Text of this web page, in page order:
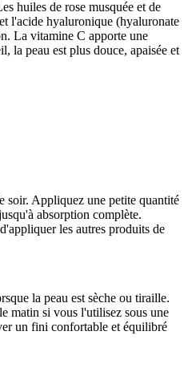
huiles de rose musquée et de
l'acide hyaluronique (hyaluronate
La vitamine C apporte une
la peau est plus douce, apaisée et
soir. Appliquez une petite quantité
absorption complète.
les autres produits de
la peau est sèche ou tiraille.
matin si vous l'utilisez sous une
un fini confortable et équilibré